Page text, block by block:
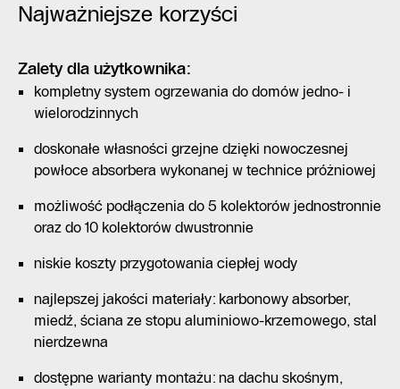
Najważniejsze korzyści
Zalety dla użytkownika:
kompletny system ogrzewania do domów jedno- i
wielorodzinnych
doskonałe własności grzejne dzięki nowoczesnej
powłoce absorbera wykonanej w technice próżniowej
możliwość podłączenia do 5 kolektorów jednostronnie
oraz do 10 kolektorów dwustronnie
niskie koszty przygotowania ciepłej wody
najlepszej jakości materiały: karbonowy absorber,
miedź, ściana ze stopu aluminiowo-krzemowego, stal
nierdzewna
dostępne warianty montażu: na dachu skośnym,